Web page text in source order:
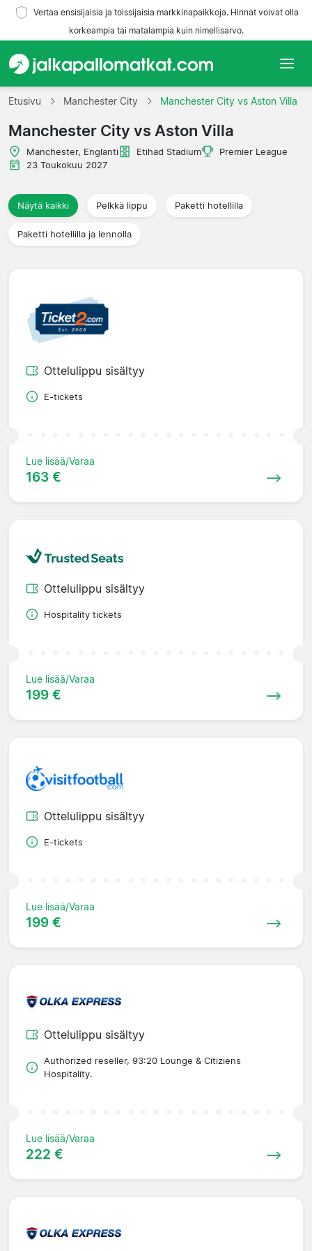
Vertaa ensisijaisia ja toissijaisia markkinapaikkoja. Hinnat voivat olla
korkeampia tai matalampia kuin nimellisarvo.
Etusivu
Joukkueet
Liigat
Matkatoimistoja
Etusivu Manchester City Manchester City vs Aston Villa
Manchester City vs Aston Villa
Manchester, Englanti Etihad Stadium
Premier League
23 Toukokuu 2027
Näytä kaikki Pelkkä lippu Paketti hotellilla
Paketti hotellilla ja lennolla
Ottelulippu sisältyy
E-tickets
Lue lisää/Varaa
163 €
Ottelulippu sisältyy
Hospitality tickets
Lue lisää/Varaa
199 €
Ottelulippu sisältyy
E-tickets
Lue lisää/Varaa
199 €
Ottelulippu sisältyy
Authorized reseller, 93:20 Lounge & Citiziens
Hospitality.
Lue lisää/Varaa
222 €